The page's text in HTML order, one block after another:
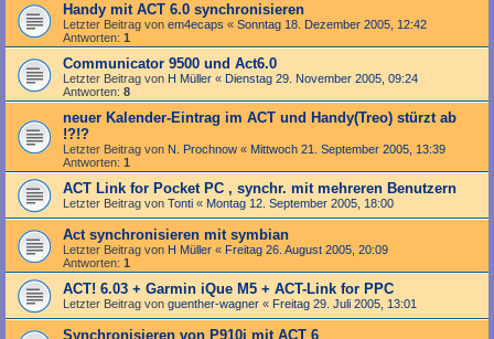
Handy mit ACT 6.0 synchronisieren
Letzter Beitrag von em4ecaps « Sonntag 18. Dezember 2005, 12:42
Antworten: 1
Communicator 9500 und Act6.0
Letzter Beitrag von H Müller « Dienstag 29. November 2005, 09:24
Antworten: 8
neuer Kalender-Eintrag im ACT und Handy(Treo) stürzt ab
!?!?
Letzter Beitrag von N. Prochnow « Mittwoch 21. September 2005, 13:39
Antworten: 1
ACT Link for Pocket PC , synchr. mit mehreren Benutzern
Letzter Beitrag von Tonti « Montag 12. September 2005, 18:00
Act synchronisieren mit symbian
Letzter Beitrag von H Müller « Freitag 26. August 2005, 20:09
Antworten: 1
ACT! 6.03 + Garmin iQue M5 + ACT-Link for PPC
Letzter Beitrag von guenther-wagner « Freitag 29. Juli 2005, 13:01
Synchronisieren von P910i mit ACT 6